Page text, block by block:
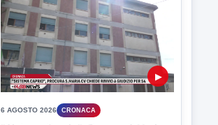
6 AGOSTO 2026
"Sistema Caprio", Procura S.Maria
CV chiede rinvio a giudizio per 54
La Procura della Repubblica di Santa
Capua Vetere chiude le...